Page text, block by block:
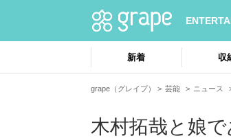
新着 収
grape（グレイプ） 芸能 ニュース
木村拓哉と娘